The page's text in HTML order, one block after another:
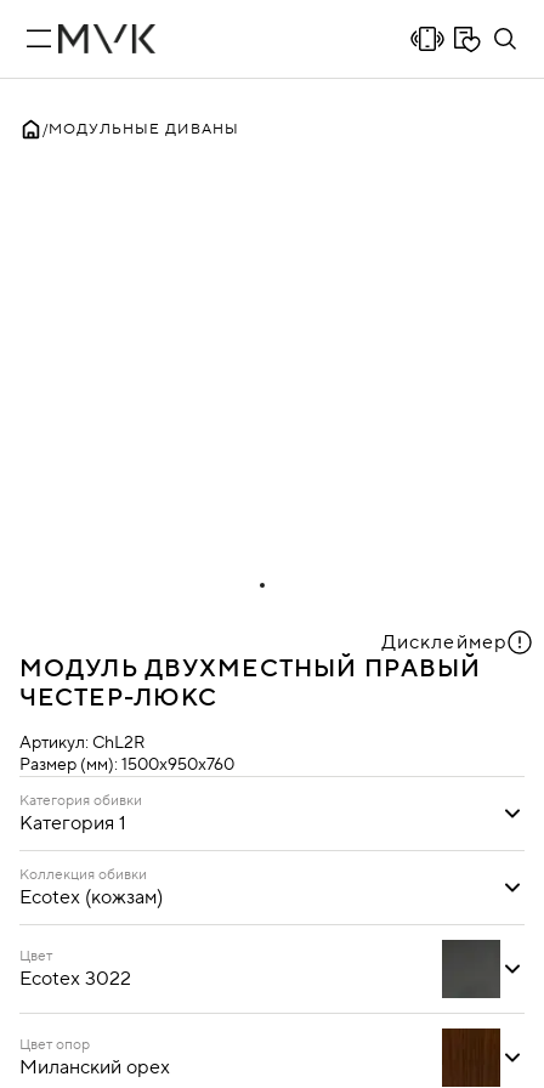
МОДУЛЬНЫЕ ДИВАНЫ
Дисклеймер
МОДУЛЬ ДВУХМЕСТНЫЙ ПРАВЫЙ
ЧЕСТЕР-ЛЮКС
Артикул: ChL2R
Размер (мм): 1500х950х760
Категория обивки
Категория 1
Коллекция обивки
Ecotex (кожзам)
Цвет
Ecotex 3022
Цвет опор
Миланский орех